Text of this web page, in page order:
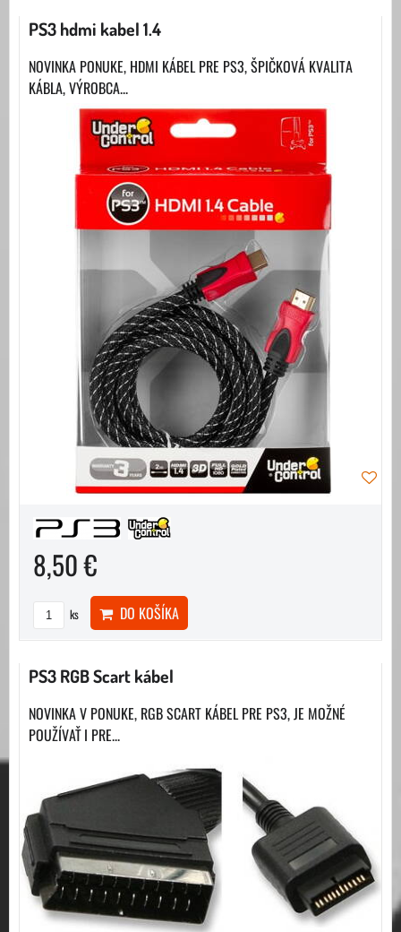
PS3 hdmi kabel 1.4
NOVINKA PONUKE, HDMI KÁBEL PRE PS3, ŠPIČKOVÁ KVALITA
KÁBLA, VÝROBCA...
8,50 €
ks DO KOŠÍKA
PS3 RGB Scart kábel
NOVINKA V PONUKE, RGB SCART KÁBEL PRE PS3, JE MOŽNÉ
POUŽÍVAŤ I PRE...